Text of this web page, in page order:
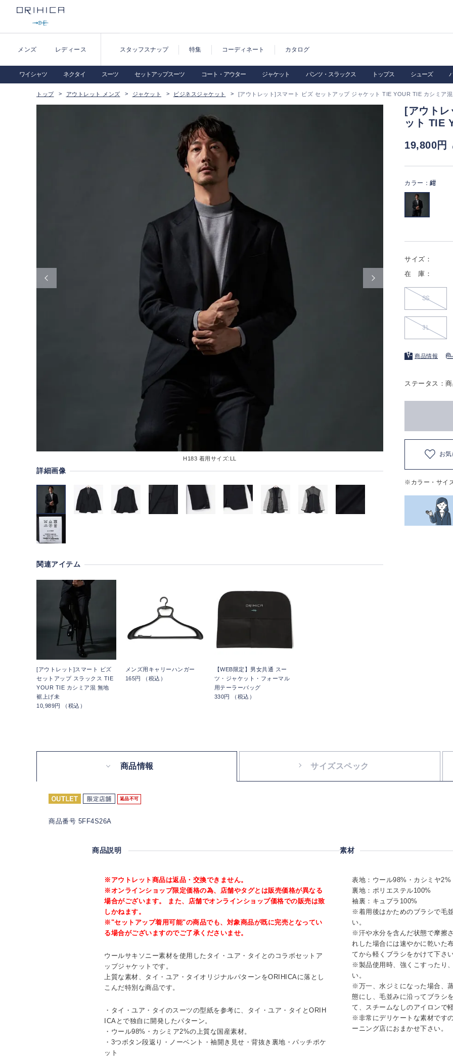
メンズ レディース スタッフスナップ 特集 コーディネート カタログ
ワイシャツ ネクタイ スーツ セットアップスーツ コート・アウター ジャケット パンツ・スラックス トップス シューズ
トップ アウトレット メンズ ジャケット ビジネスジャケット [アウトレット]スマート ビズ セットアップ ジャケット TIE YOUR TIE カシミア
H183 着用サイズ:LL
詳細画像
関連アイテム
[アウトレット]スマート ビズ
セットアップ スラックス TIE
YOUR TIE カシミア混 無地
裾上げ未
10,989円 （税込）
メンズ用キャリーハンガー
165円 （税込）
【WEB限定】男女共通 スー
ツ・ジャケット・フォーマル
用テーラーバッグ
330円 （税込）
[アウト
ット TIE
19,800円
カラー： 紺
サイズ：
在 庫：
SS
3L
商品情報
ステータス：
お
※カラー・サイ
商品情報 サイズスペック
返品不可
商品番号 5FF4S26A
商品説明
※アウトレット商品は返品・交換できません。
※オンラインショップ限定価格の為、店舗やタグとは販売価格が異なる
場合がございます。 また、店舗でオンラインショップ価格での販売は致
しかねます。
※"セットアップ着用可能"の商品でも、対象商品が既に完売となってい
る場合がございますのでご了承くださいませ。
ウールサキソニー素材を使用したタイ・ユア・タイとのコラボセットア
ップジャケットです。
上質な素材、タイ・ユア・タイオリジナルパターンをORIHICAに落とし
こんだ特別な商品です。
・タイ・ユア・タイのスーツの型紙を参考に、タイ・ユア・タイとORIH
ICAとで独自に開発したパターン。
・ウール98%・カシミア2%の上質な国産素材。
・3つボタン段返り・ノーベント・袖開き見せ・背抜き裏地・パッチポケ
ット
素材
表地：ウール98%・カシミヤ2%
裏地：ポリエステル100%
袖裏：キュプラ100%
※着用後はかためのブラシで毛
い。
※汗や水分を含んだ状態で摩擦
れした場合には速やかに乾いた
てから軽くブラシをかけて下さ
※製品使用時、強くこすったり
い。
※万一、水ジミになった場合、
態にし、毛並みに沿ってブラシ
て、スチームなしのアイロンで
※非常にデリケートな素材です
ーニング店におまかせ下さい。